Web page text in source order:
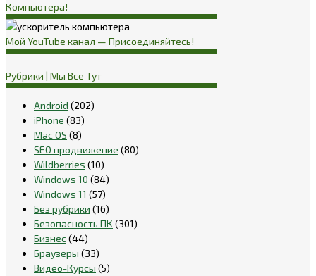
Компьютера!
Мой YouTube канал — Присоединяйтесь!
Рубрики | Мы Все Тут
Android (202)
iPhone (83)
Mac OS (8)
SEO продвижение (80)
Wildberries (10)
Windows 10 (84)
Windows 11 (57)
Без рубрики (16)
Безопасность ПК (301)
Бизнес (44)
Браузеры (33)
Видео-Курсы (5)